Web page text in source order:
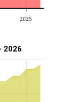
2025
2026